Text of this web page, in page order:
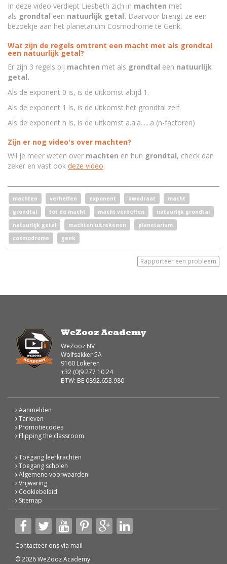
In deze video verdiept Liesbeth zich in machten met
als grondtal een natuurlijk getal. Daarvoor brengt ze een
bezoekje aan het planetarium Cosmodrome te Genk.
Wat zijn de regels omtrent een macht met als grondtal
een natuurlijk getal?
Er zijn 3 regels bij machten met als grondtal een natuurlijk
getal.
Als de exponent 0 is, is de uitkomst altijd 1.
Als de exponent 1 is, is de uitkomst het grondtal zelf.
Als de exponent n is, is de uitkomst a.a.a......a (n-factoren)
Zijn er nog video's over machten?
Wil je meer weten over machten en hun grondtal, check dan
zeker en vast ook deze video.
machten verheffen exponent kwadraat
macht
grondtal
tot de macht macht verheffen
natuurlijk grondtal
natuurlijk getal
machten uitrekenen
planetarium
cosmodrome
genk
Rapporteer een probleem
WeZooz Academy
WeZooz NV
Wolfsakker 5A
9160 Lokeren
+32 (0)9 277 10 24
BTW: BE 0892.653.980
Aanmelden
Tarieven
Promotiecodes
Flipping the classroom
Toegang leerkrachten
Toegang scholen
Algemene voorwaarden
Vrijwaring
Cookiebeleid
Sitemap
Contacteer ons via mail
© 2026 WeZooz Academy